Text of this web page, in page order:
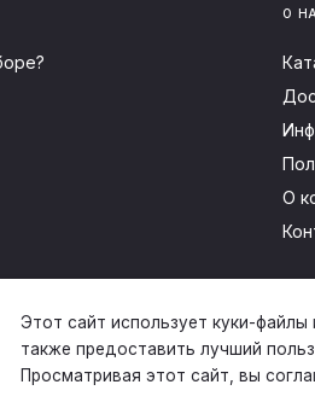
О
О
Этот сайт использует куки-
также предоставить лучший
Просматривая этот сайт, вы